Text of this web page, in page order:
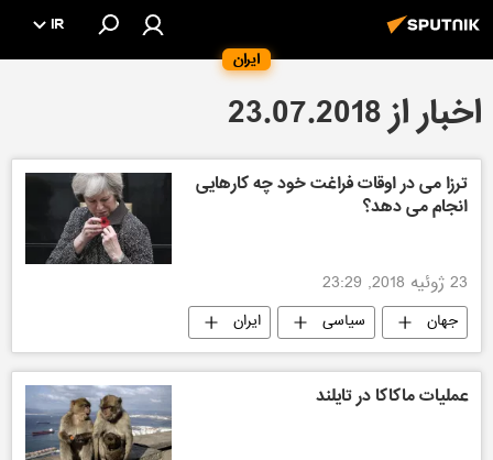
ایران
IR
اخبار از 23.07.2018
ترزا می در اوقات فراغت خود چه کارهایی
انجام می دهد؟
23 ژوئیه 2018, 23:29
جهان سیاسی ایران
عملیات ماکاکا در تایلند